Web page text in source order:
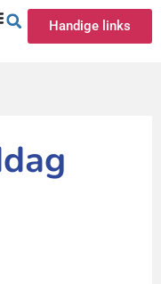
Handige links